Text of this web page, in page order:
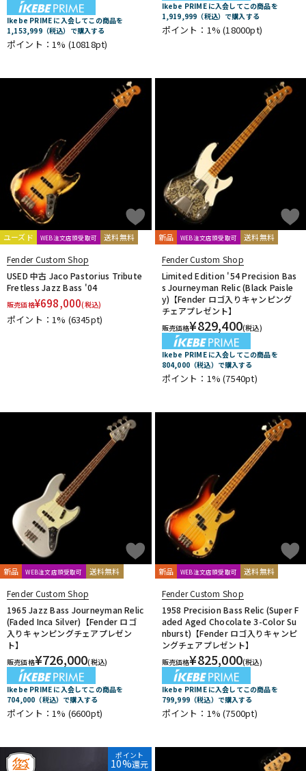
Ikebe PRIME に入会してこの商品を
1,153,999（税込）で購入する
ポイント：1% (10818pt)
Ikebe PRIME に入会してこの商品を
1,919,999（税込）で購入する
ポイント：1%(18000pt)
ユーズド WEB注文店頭受取可 送料無料
Fender Custom Shop
USED 中古 Jaco Pastorius Tribute
Fretless Jazz Bass '04
販売価格¥698,000(税込)
ポイント：1% (6345pt)
新品 WEB注文店頭受取可 送料無料
Fender Custom Shop
Limited Edition '54 Precision Bas
s Journeyman Relic (Black Paisle
y)【Fender ロゴ入りキャンピング
チェアプレゼント】
販売価格¥829,400(税込)
Ikebe PRIME に入会してこの商品を
804,000（税込）で購入する
ポイント：1%(7540pt)
新品 WEB注文店頭受取可 送料無料
Fender Custom Shop
1965 Jazz Bass Journeyman Relic
(Faded Inca Silver)【Fender ロゴ
入りキャンピングチェアプレゼン
ト】
販売価格¥726,000(税込)
Ikebe PRIME に入会してこの商品を
704,000（税込）で購入する
ポイント：1% (6600pt)
新品 WEB注文店頭受取可 送料無料
Fender Custom Shop
1958 Precision Bass Relic (Super F
aded Aged Chocolate 3-Color Su
nburst)【Fender ロゴ入りキャンピ
ングチェアプレゼント】
販売価格¥825,000(税込)
Ikebe PRIME に入会してこの商品を
799,999（税込）で購入する
ポイント：1%(7500pt)
ポイント
10%還元